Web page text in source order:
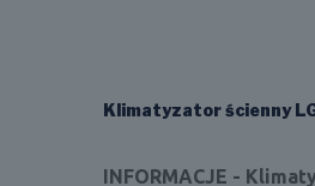
Klimatyzator ścienny
INFORMACJE -